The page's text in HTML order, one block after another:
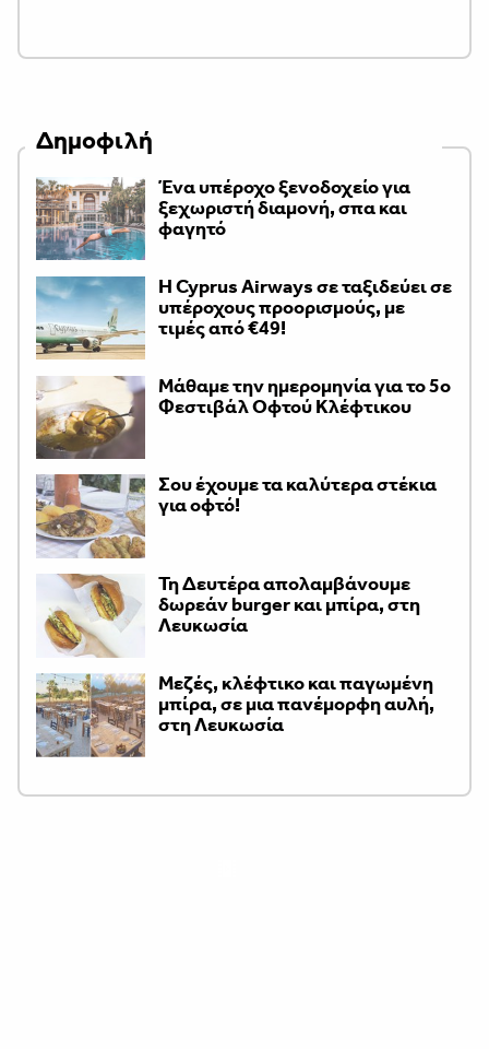
Δημοφιλή
Ένα υπέροχο ξενοδοχείο για
ξεχωριστή διαμονή, σπα και
φαγητό
H Cyprus Airways σε ταξιδεύει σε
υπέροχους προορισμούς, με
τιμές από €49!
Μάθαμε την ημερομηνία για το 5ο
Φεστιβάλ Οφτού Κλέφτικου
Σου έχουμε τα καλύτερα στέκια
για οφτό!
Τη Δευτέρα απολαμβάνουμε
δωρεάν burger και μπίρα, στη
Λευκωσία
Μεζές, κλέφτικο και παγωμένη
μπίρα, σε μια πανέμορφη αυλή,
στη Λευκωσία